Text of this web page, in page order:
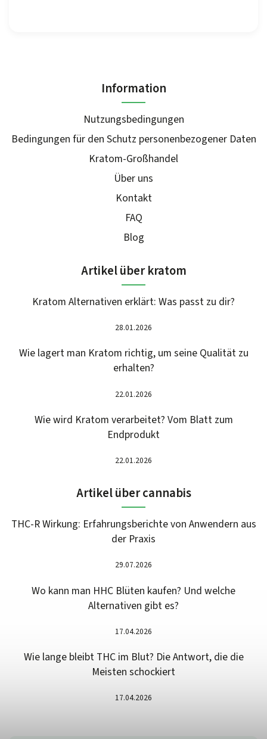
Information
Nutzungsbedingungen
Bedingungen für den Schutz personenbezogener Daten
Kratom-Großhandel
Über uns
Kontakt
FAQ
Blog
Artikel über kratom
Kratom Alternativen erklärt: Was passt zu dir?
28.01.2026
Wie lagert man Kratom richtig, um seine Qualität zu
erhalten?
22.01.2026
Wie wird Kratom verarbeitet? Vom Blatt zum
Endprodukt
22.01.2026
Artikel über cannabis
THC-R Wirkung: Erfahrungsberichte von Anwendern aus
der Praxis
29.07.2026
Wo kann man HHC Blüten kaufen? Und welche
Alternativen gibt es?
17.04.2026
Wie lange bleibt THC im Blut? Die Antwort, die die
Meisten schockiert
17.04.2026